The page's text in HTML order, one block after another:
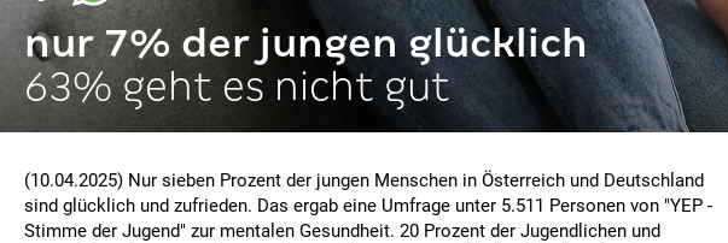
nur 7% der jungen glücklich
63% geht es nicht gut
(10.04.2025) Nur sieben Prozent der jungen Menschen in Österreich und Deutschland
sind glücklich und zufrieden. Das ergab eine Umfrage unter 5.511 Personen von "YEP -
Stimme der Jugend" zur mentalen Gesundheit. 20 Prozent der Jugendlichen und